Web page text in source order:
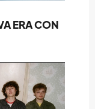
ERA CON